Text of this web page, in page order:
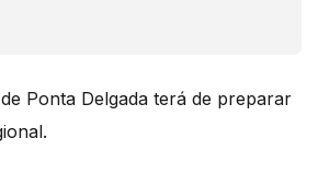
Ponta Delgada terá de preparar